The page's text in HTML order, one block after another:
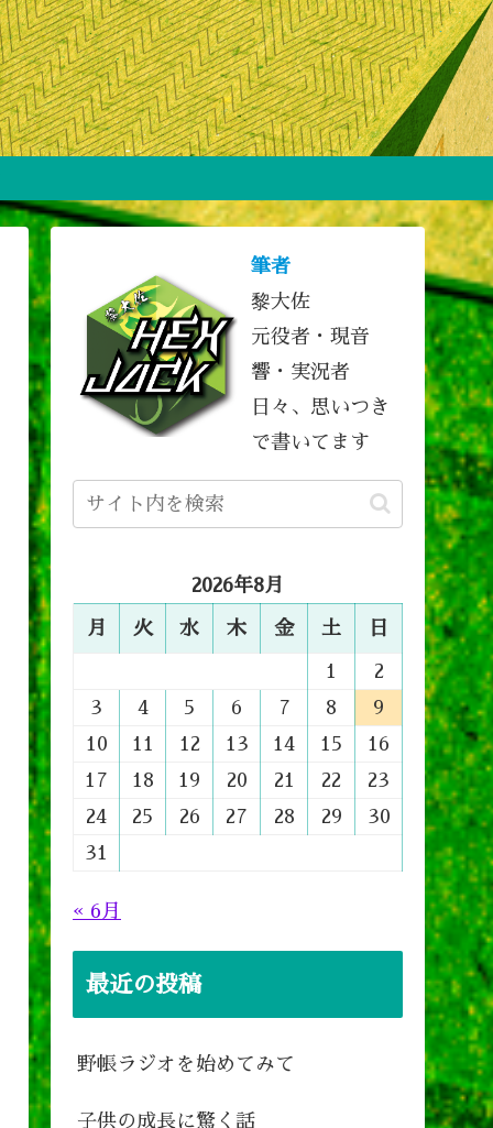
筆者
黎大佐
元役者・現音
響・実況者
日々、思いつき
で書いてます
2026年8月
月 火 水 木 金 土 日
1
2
3
4 5 6 7 8
9
10
11 12 13 14 15
16
17
18 19 20 21 22
23
24
25 26 27 28 29
30
31
« 6月
最近の投稿
野帳ラジオを始めてみて
子供の成長に驚く話